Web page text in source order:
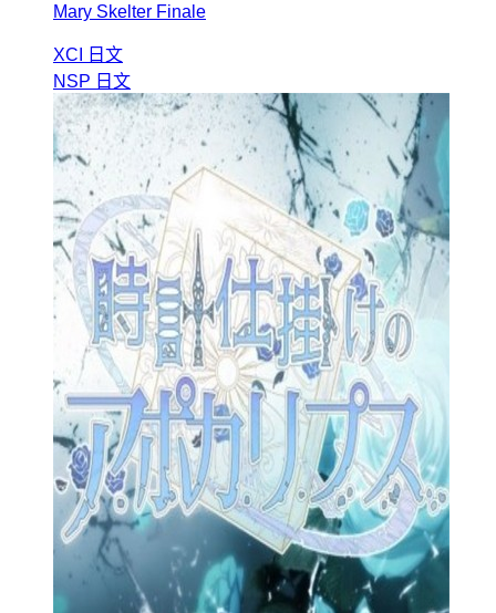
Mary Skelter Finale
XCI
日文
NSP 日文